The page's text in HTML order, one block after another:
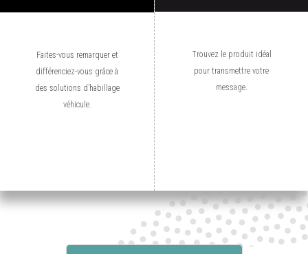
Faites-vous remarquer et
différenciez-vous grâce à
des solutions d’habillage
véhicule.
Trouvez le produit idéal
pour transmettre votre
message.